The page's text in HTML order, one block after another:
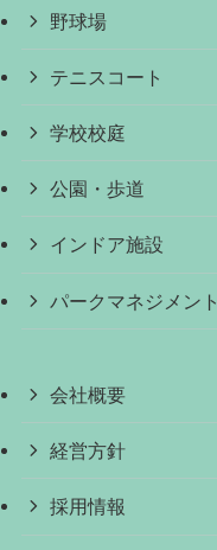
野球場
テニスコート
学校校庭
公園・歩道
インドア施設
パークマネジメント
会社概要
経営方針
採用情報